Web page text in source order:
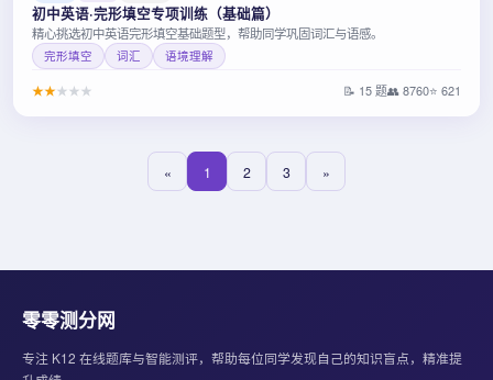
初中英语·完形填空专项训练（基础篇）
精心挑选初中英语完形填空基础题型，帮助同学巩固词汇与语感。
完形填空 词汇 语境理解
★★★ ★ ★ 📝 15 题👥 8760⭐ 621
« 1 2 3 »
零零测分网
专注 K12 在线题库与智能测评，帮助每位同学发现自己的知识盲点，精准提